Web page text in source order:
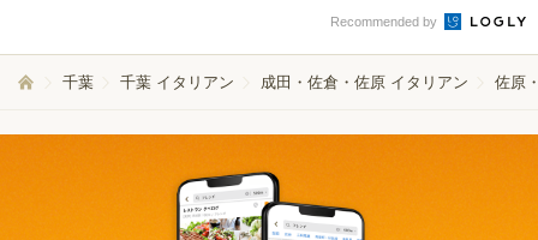
Recommended by
千葉 千葉 イタリアン 成田・佐倉・佐原 イタリアン 佐原